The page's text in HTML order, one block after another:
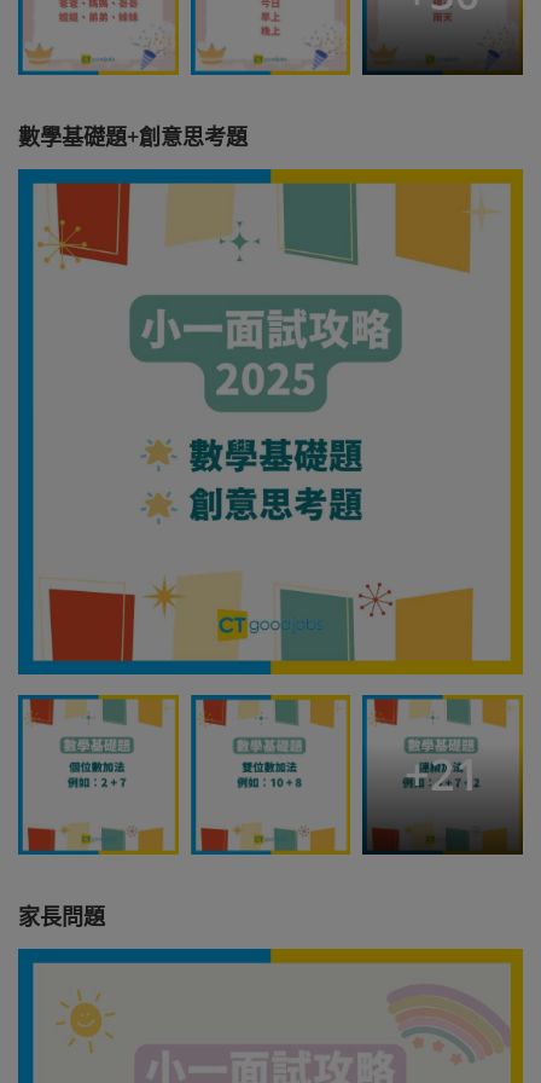
數學基礎題+創意思考題
+21
家長問題